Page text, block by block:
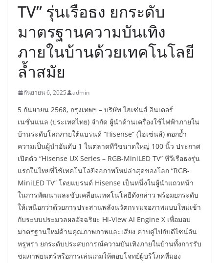
TV” รุ่นเรือธง ยกระดับ
มาตรฐานความบันเทิง
ภายในบ้านด้วยเทคโนโลยี
ล้ำสมัย
กันยายน 6, 2025 admin
5 กันยายน 2568, กรุงเทพฯ – บริษัท ไฮเซ่นส์ อินเตอร์
เนชั่นแนล (ประเทศไทย) จำกัด ผู้นำด้านเครื่องใช้ไฟฟ้าภายใน
บ้านระดับโลกภายใต้แบรนด์ “Hisense” (ไฮเซ่นส์) ตอกย้ำ
ความเป็นผู้นำอันดับ 1 ในตลาดทีวีขนาดใหญ่ 100 นิ้ว ประกาศ
เปิดตัว “Hisense UX Series – RGB-MiniLED TV” ทีวีเรือธงรุ่น
แรกในไทยที่ใช้เทคโนโลยีจอภาพใหม่ล่าสุดของโลก “RGB-
MiniLED TV” โดยแบรนด์ Hisense เป็นหนึ่งในผู้นำแถวหน้า
ในการพัฒนาและขับเคลื่อนเทคโนโลยีดังกล่าว พร้อมยกระดับ
ให้เหนือกว่าด้วยการประสานพลังนวัตกรรมจอภาพแบบใหม่เข้า
กับระบบประมวลผลอัจฉริยะ Hi-View AI Engine X เพื่อมอบ
มาตรฐานใหม่ด้านคุณภาพภาพและเสียง ควบคู่ไปกับดีไซน์อัน
หรูหรา ยกระดับประสบการณ์ความบันเทิงภายในบ้านทั้งการรับ
ชมภาพยนตร์หรือการเล่นเกมให้ตอบโจทย์ผู้บริโภคที่มอง